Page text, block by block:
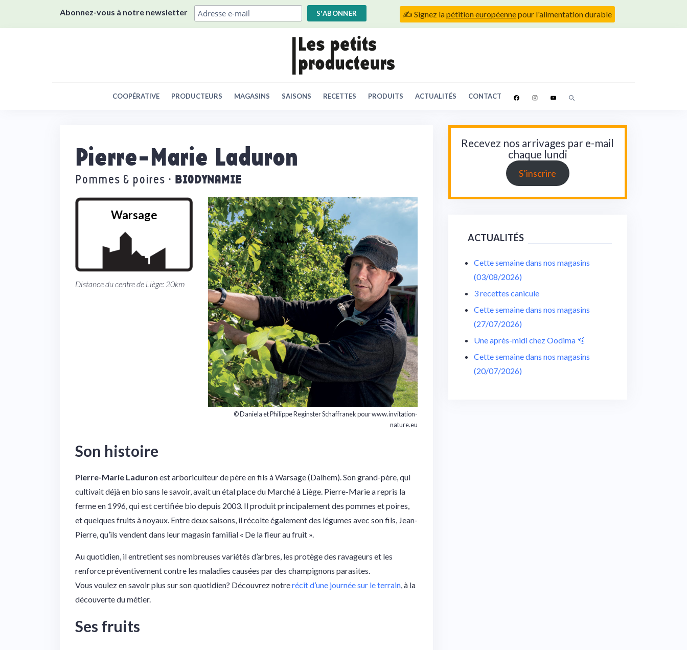
Abonnez-vous à notre newsletter ✍️ Signez lapétition européennepour l'alimentation durable
COOPÉRATIVE PRODUCTEURS MAGASINS SAISONS RECETTES PRODUITS ACTUALITÉS CONTACT
Pierre-Marie Laduron
Pommes & poires · BIODYNAMIE
Warsage
Distance du centre de Liège: 20km
© Daniela et Philippe Reginster Schaffranek pour www.invitation-
nature.eu
Son histoire
Pierre-Marie Laduron est arboriculteur de père en fils à Warsage (Dalhem). Son grand-père, qui
cultivait déjà en bio sans le savoir, avait un étal place du Marché à Liège. Pierre-Marie a repris la
ferme en 1996, qui est certifiée bio depuis 2003. Il produit principalement des pommes et poires,
et quelques fruits à noyaux. Entre deux saisons, il récolte également des légumes avec son fils, Jean-
Pierre, qu’ils vendent dans leur magasin familial « De la fleur au fruit ».
Au quotidien, il entretient ses nombreuses variétés d’arbres, les protège des ravageurs et les
renforce préventivement contre les maladies causées par des champignons parasites.
Vous voulez en savoir plus sur son quotidien? Découvrez notrerécit d’une journée sur le terrain, à la
découverte du métier.
Ses fruits
Recevez nos arrivages par e-mail
chaque lundi
S’inscrire
ACTUALITÉS
Cette semaine dans nos magasins
(03/08/2026)
3 recettes canicule
Cette semaine dans nos magasins
(27/07/2026)
Une après-midi chez Oodima 🫧
Cette semaine dans nos magasins
(20/07/2026)